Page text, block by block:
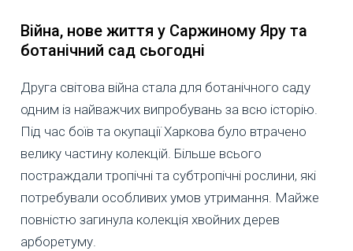
Війна, нове життя у Саржиному Яру та
ботанічний сад сьогодні
Друга світова війна стала для ботанічного саду
одним із найважчих випробувань за всю історію.
Під час боїв та окупації Харкова було втрачено
велику частину колекцій. Більше всього
постраждали тропічні та субтропічні рослини, які
потребували особливих умов утримання. Майже
повністю загинула колекція хвойних дерев
арборетуму.